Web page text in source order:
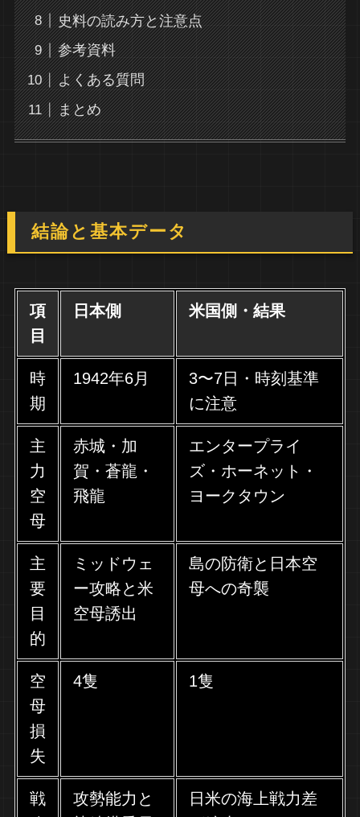
史料の読み方と注意点
参考資料
よくある質問
まとめ
結論と基本データ
項
目
日本側 米国側・結果
時
期
1942年6月
3〜7日・時刻基準
に注意
主
力
空
母
赤城・加
賀・蒼龍・
飛龍
エンタープライ
ズ・ホーネット・
ヨークタウン
主
要
目
的
ミッドウェ
ー攻略と米
空母誘出
島の防衛と日本空
母への奇襲
空
母
損
失
4隻 1隻
戦
攻勢能力と
日米の海上戦力差